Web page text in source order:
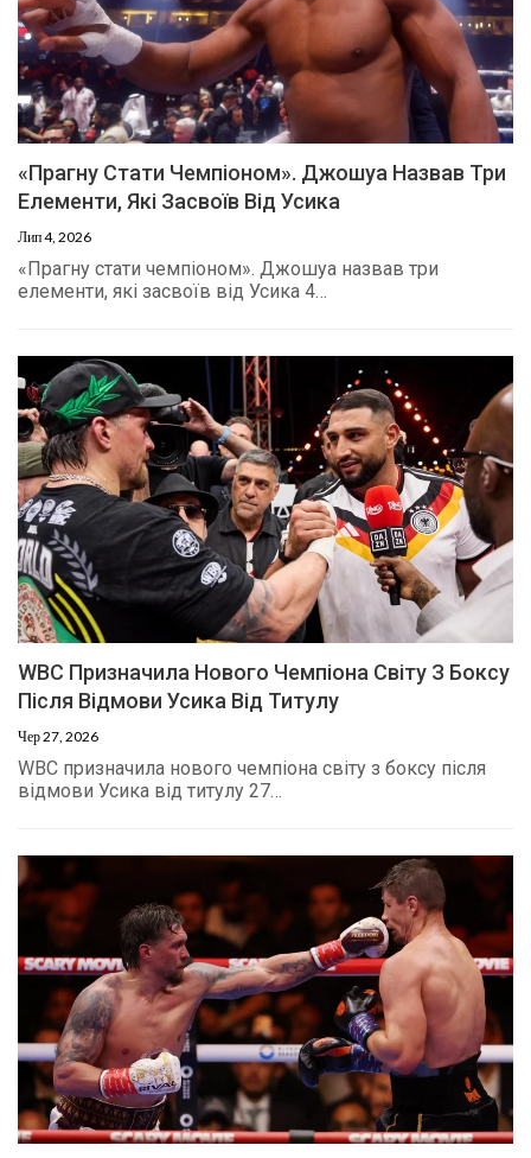
«Прагну Стати Чемпіоном». Джошуа Назвав Три
Елементи, Які Засвоїв Від Усика
Лип 4, 2026
«Прагну стати чемпіоном». Джошуа назвав три
елементи, які засвоїв від Усика 4…
WBC Призначила Нового Чемпіона Світу З Боксу
Після Відмови Усика Від Титулу
Чер 27, 2026
WBC призначила нового чемпіона світу з боксу після
відмови Усика від титулу 27…